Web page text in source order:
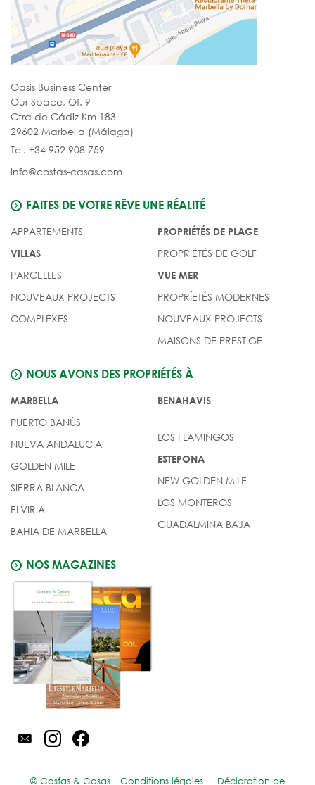
Oasis Business Center
Our Space, Of. 9
Ctra de Cádiz Km 183
29602 Marbella (Málaga)
Tel. +34 952 908 759
info@costas-casas.com
FAITES DE VOTRE RÊVE UNE RÉALITÉ
APPARTEMENTS
VILLAS
PARCELLES
NOUVEAUX PROJECTS
COMPLEXES
PROPRIÉTÉS DE PLAGE
PROPRIÉTÉS DE GOLF
VUE MER
PROPRÍETÉS MODERNES
NOUVEAUX PROJECTS
MAISONS DE PRESTIGE
NOUS AVONS DES PROPRIÉTÉS À
MARBELLA
PUERTO BANÚS
NUEVA ANDALUCIA
GOLDEN MILE
SIERRA BLANCA
ELVIRIA
BAHIA DE MARBELLA
BENAHAVIS
LOS FLAMINGOS
ESTEPONA
NEW GOLDEN MILE
LOS MONTEROS
GUADALMINA BAJA
NOS MAGAZINES
© Costas & Casas Conditions légales Déclaration de